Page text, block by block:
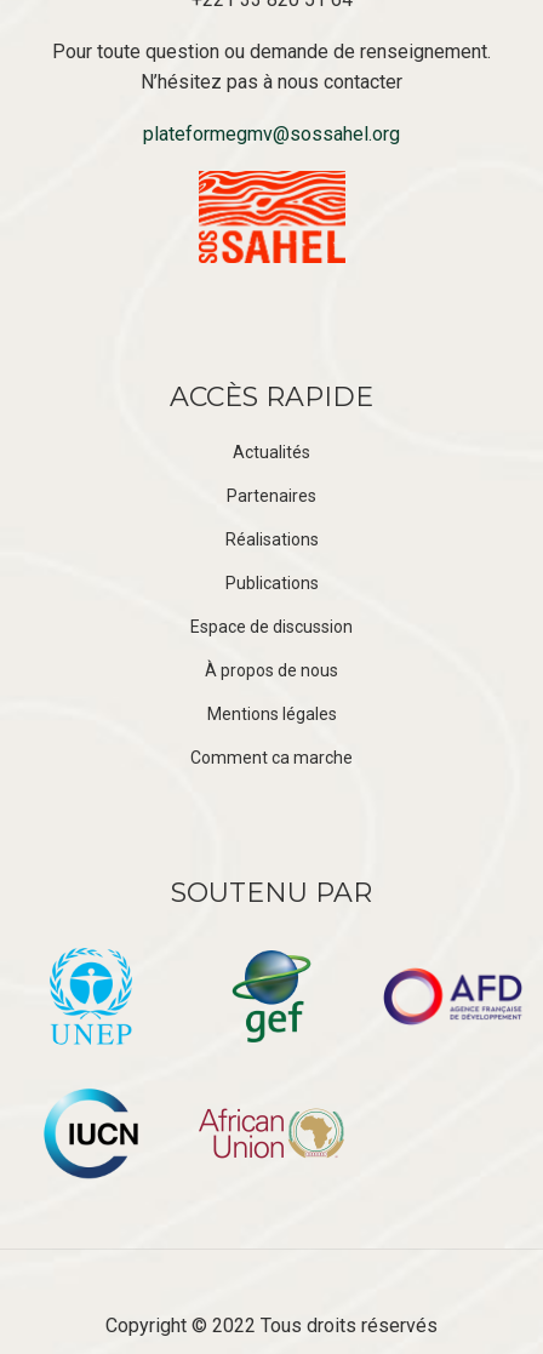
Pour toute question ou demande de renseignement.
N’hésitez pas à nous contacter
plateformegmv@sossahel.org
ACCÈS RAPIDE
Actualités
Partenaires
Réalisations
Publications
Espace de discussion
À propos de nous
Mentions légales
Comment ca marche
SOUTENU PAR
Copyright © 2022 Tous droits réservés